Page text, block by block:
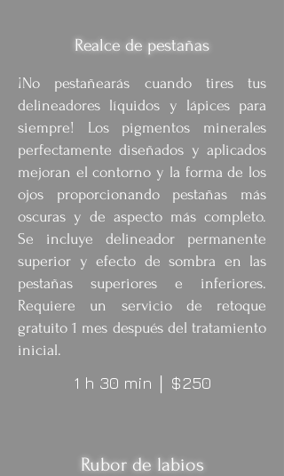
Realce de pestañas
¡No pestañearás cuando tires tus
delineadores líquidos y lápices para
siempre! Los pigmentos minerales
perfectamente diseñados y aplicados
mejoran el contorno y la forma de los
ojos proporcionando pestañas más
oscuras y de aspecto más completo.
Se incluye delineador permanente
superior y efecto de sombra en las
pestañas superiores e inferiores.
Requiere un servicio de retoque
gratuito 1 mes después del tratamiento
inicial.
1 h 30 min $250
Rubor de labios